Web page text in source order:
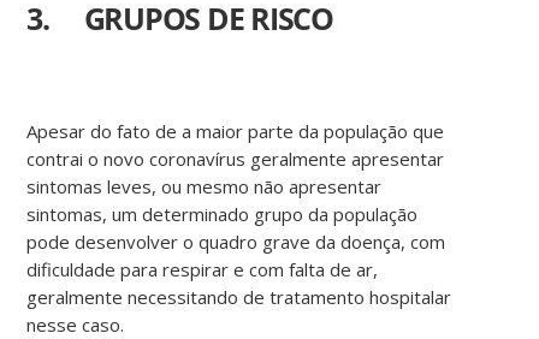
3. GRUPOS DE RISCO
Apesar do fato de a maior parte da população que
contrai o novo coronavírus geralmente apresentar
sintomas leves, ou mesmo não apresentar
sintomas, um determinado grupo da população
pode desenvolver o quadro grave da doença, com
dificuldade para respirar e com falta de ar,
geralmente necessitando de tratamento hospitalar
nesse caso.